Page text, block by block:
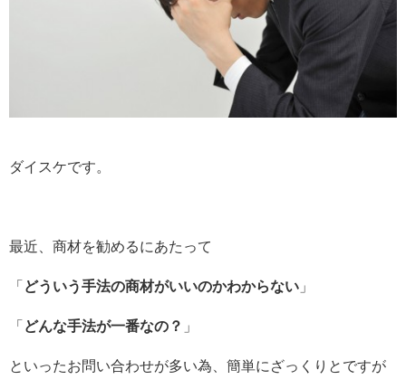
ダイスケです。
最近、商材を勧めるにあたって
「 どういう手法の商材がいいのかわからない 」
「 どんな手法が一番なの？ 」
といったお問い合わせが多い為、簡単にざっくりとですが